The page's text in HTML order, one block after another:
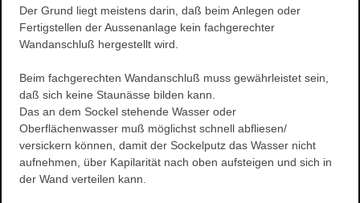
Farbgestaltung
Fließestrich
Raum- und Bautrocknung
Wasserschaden- sanierung
Reinigungsarbeiten
Herstellung und Verkauf von Stuck
Stuckarbeiten
Der Grund liegt meistens darin, daß beim Anlegen oder
Fertigstellen der Aussenanlage kein fachgerechter
Wandanschluß hergestellt wird.
Beim fachgerechten Wandanschluß muss gewährleistet sein,
daß sich keine Staunässe bilden kann.
Das an dem Sockel stehende Wasser oder
Oberflächenwasser muß möglichst schnell abfliesen/
versickern können, damit der Sockelputz das Wasser nicht
aufnehmen, über Kapilarität nach oben aufsteigen und sich in
der Wand verteilen kann.